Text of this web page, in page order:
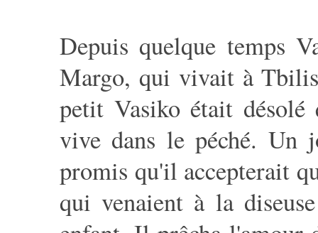
Depuis quelque temps
Margo, qui vivait à
petit Vasiko était désolé
vive dans le péché. Un
promis qu'il accepterait
qui venaient à la